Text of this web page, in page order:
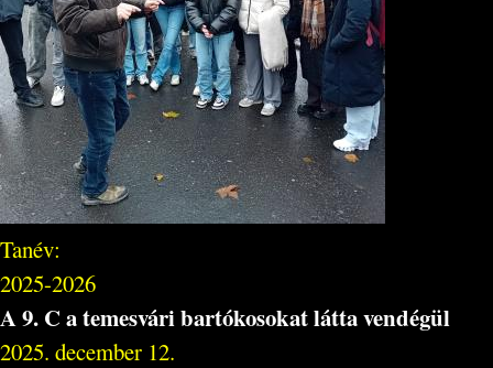
Tanév:
2025-2026
A 9. C a temesvári bartókosokat látta vendégül
2025. december 12.